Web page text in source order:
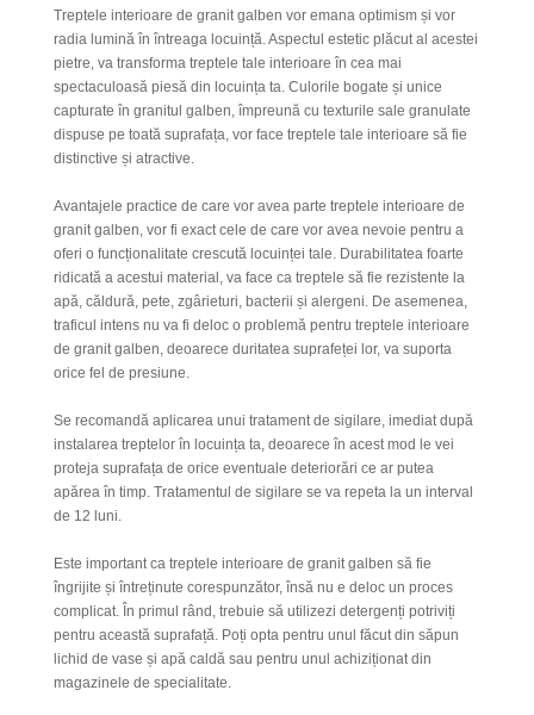
Treptele interioare de granit galben vor emana optimism și vor
radia lumină în întreaga locuință. Aspectul estetic plăcut al acestei
pietre, va transforma treptele tale interioare în cea mai
spectaculoasă piesă din locuința ta. Culorile bogate și unice
capturate în granitul galben, împreună cu texturile sale granulate
dispuse pe toată suprafața, vor face treptele tale interioare să fie
distinctive și atractive.
Avantajele practice de care vor avea parte treptele interioare de
granit galben, vor fi exact cele de care vor avea nevoie pentru a
oferi o funcționalitate crescută locuinței tale. Durabilitatea foarte
ridicată a acestui material, va face ca treptele să fie rezistente la
apă, căldură, pete, zgârieturi, bacterii și alergeni. De asemenea,
traficul intens nu va fi deloc o problemă pentru treptele interioare
de granit galben, deoarece duritatea suprafeței lor, va suporta
orice fel de presiune.
Se recomandă aplicarea unui tratament de sigilare, imediat după
instalarea treptelor în locuința ta, deoarece în acest mod le vei
proteja suprafața de orice eventuale deteriorări ce ar putea
apărea în timp. Tratamentul de sigilare se va repeta la un interval
de 12 luni.
Este important ca treptele interioare de granit galben să fie
îngrijite și întreținute corespunzător, însă nu e deloc un proces
complicat. În primul rând, trebuie să utilizezi detergenți potriviți
pentru această suprafață. Poți opta pentru unul făcut din săpun
lichid de vase și apă caldă sau pentru unul achiziționat din
magazinele de specialitate.